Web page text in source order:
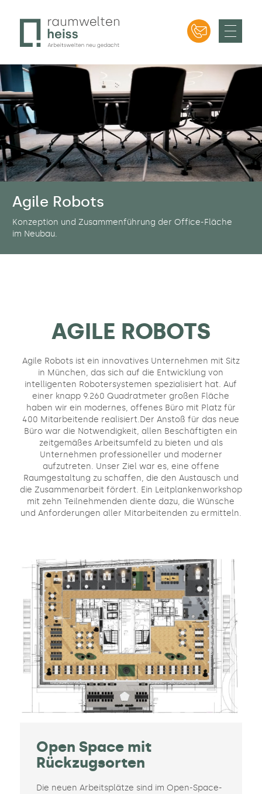
Raumweltenheiss – Bürodesign in München
Bürodesign in München – Professionelle
Raumgliederungen | Beratung, Planung und Verkauf
|Bürodesign ✔ Büroeinrichtung ✔ Ergonomie ✔ etc.
Agile Robots
Konzeption und Zusammenführung der Office-Fläche
im Neubau.
AGILE ROBOTS
Agile Robots ist ein innovatives Unternehmen mit Sitz
in München, das sich auf die Entwicklung von
intelligenten Robotersystemen spezialisiert hat. Auf
einer knapp 9.260 Quadratmeter großen Fläche
haben wir ein modernes, offenes Büro mit Platz für
400 Mitarbeitende realisiert.Der Anstoß für das neue
Büro war die Notwendigkeit, allen Beschäftigten ein
zeitgemäßes Arbeitsumfeld zu bieten und als
Unternehmen professioneller und moderner
aufzutreten. Unser Ziel war es, eine offene
Raumgestaltung zu schaffen, die den Austausch und
die Zusammenarbeit fördert. Ein Leitplankenworkshop
mit zehn Teilnehmenden diente dazu, die Wünsche
und Anforderungen aller Mitarbeitenden zu ermitteln.
Open Space mit
Rückzugsorten
Die neuen Arbeitsplätze sind im Open-Space-